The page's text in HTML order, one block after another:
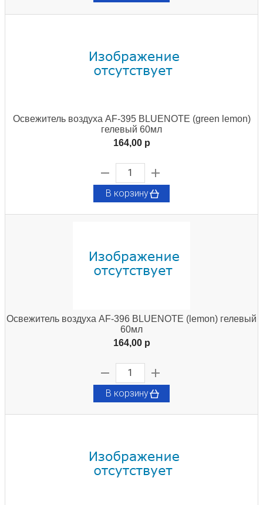
Освежитель воздуха AF-395 BLUENOTE (green lemon)
гелевый 60мл
164,00 p
В корзину
Освежитель воздуха AF-396 BLUENOTE (lemon) гелевый
60мл
164,00 p
В корзину